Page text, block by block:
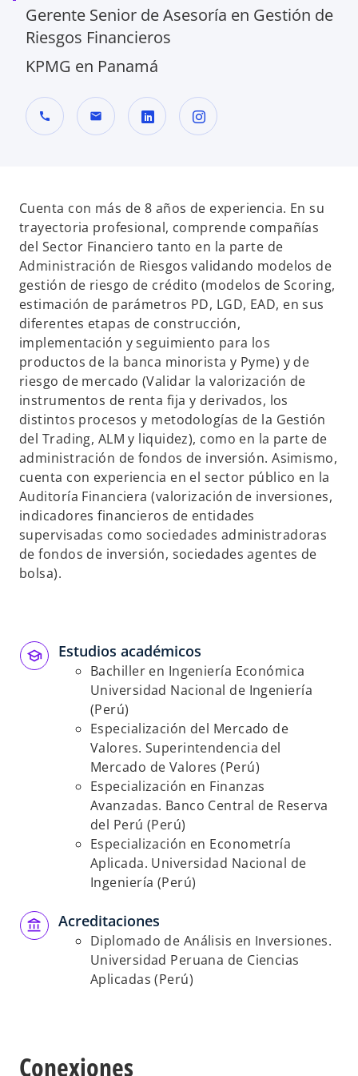
Gerente Senior de Asesoría en Gestión de
Riesgos Financieros
KPMG en Panamá
call mail
b
r
e
e
n
u
n
a
p
e
s
t
a
ñ
a
n
u
e
v
b
r
e
e
n
u
n
a
p
e
s
t
a
ñ
a
n
u
e
v
Cuenta con más de 8 años de experiencia. En su
trayectoria profesional, comprende compañías
del Sector Financiero tanto en la parte de
Administración de Riesgos validando modelos de
gestión de riesgo de crédito (modelos de Scoring,
estimación de parámetros PD, LGD, EAD, en sus
diferentes etapas de construcción,
implementación y seguimiento para los
productos de la banca minorista y Pyme) y de
riesgo de mercado (Validar la valorización de
instrumentos de renta fija y derivados, los
distintos procesos y metodologías de la Gestión
del Trading, ALM y liquidez), como en la parte de
administración de fondos de inversión. Asimismo,
cuenta con experiencia en el sector público en la
Auditoría Financiera (valorización de inversiones,
indicadores financieros de entidades
supervisadas como sociedades administradoras
de fondos de inversión, sociedades agentes de
bolsa).
Estudios académicos
Bachiller en Ingeniería Económica
Universidad Nacional de Ingeniería
(Perú)
Especialización del Mercado de
Valores. Superintendencia del
Mercado de Valores (Perú)
Especialización en Finanzas
Avanzadas. Banco Central de Reserva
del Perú (Perú)
Especialización en Econometría
Aplicada. Universidad Nacional de
Ingeniería (Perú)
Acreditaciones
Diplomado de Análisis en Inversiones.
Universidad Peruana de Ciencias
Aplicadas (Perú)
Conexiones